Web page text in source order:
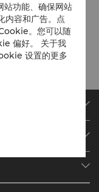
功能、确保网站
内容和广告。点
。您可以随
偏好。 关于我
设置的更多